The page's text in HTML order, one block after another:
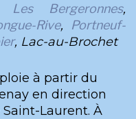
Les Bergeronnes,
Rive, Portneuf-
, Lac-au-Brochet
à partir du
en direction
Laurent. À